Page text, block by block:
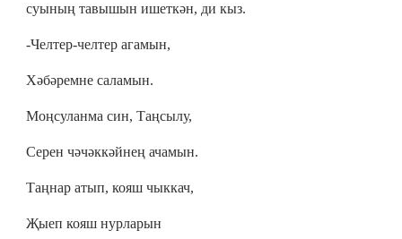
суының тавышын ишеткән, ди кыз.
-Челтер-челтер агамын,
Хәбәремне саламын.
Моңсуланма син, Таңсылу,
Серен чәчәккәйнең ачамын.
Таңнар атып, кояш чыккач,
Җыеп кояш нурларын